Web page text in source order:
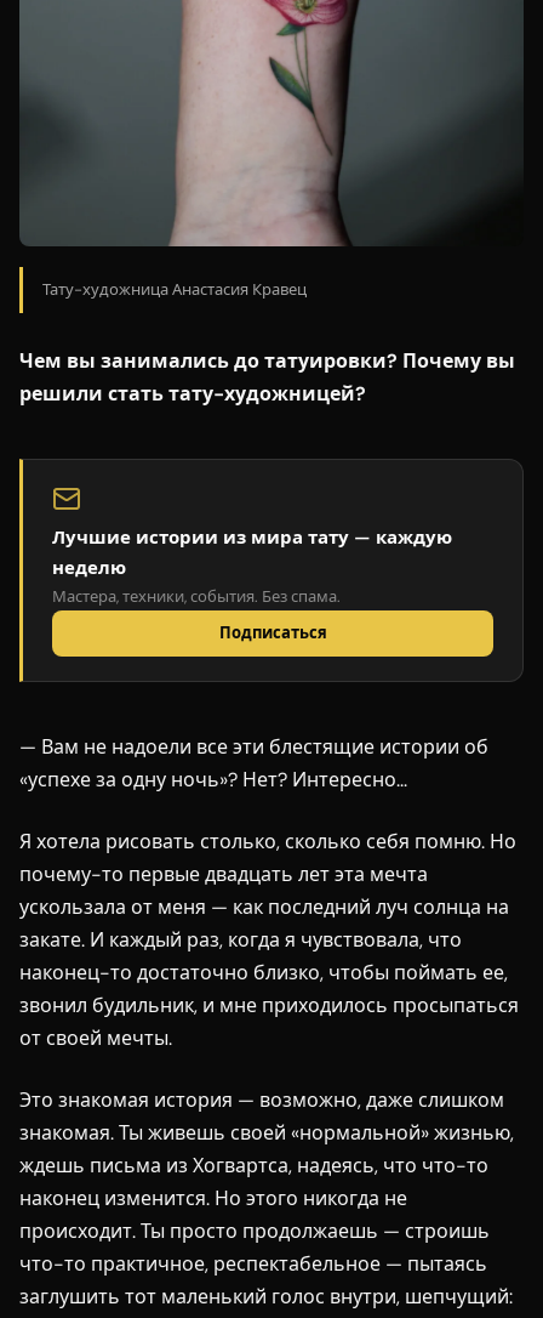
Тату-художница Анастасия Кравец
Чем вы занимались до татуировки? Почему вы
решили стать тату-художницей?
Лучшие истории из мира тату — каждую
неделю
Мастера, техники, события. Без спама.
Подписаться
— Вам не надоели все эти блестящие истории об
«успехе за одну ночь»? Нет? Интересно...
Я хотела рисовать столько, сколько себя помню. Но
почему-то первые двадцать лет эта мечта
ускользала от меня — как последний луч солнца на
закате. И каждый раз, когда я чувствовала, что
наконец-то достаточно близко, чтобы поймать ее,
звонил будильник, и мне приходилось просыпаться
от своей мечты.
Это знакомая история — возможно, даже слишком
знакомая. Ты живешь своей «нормальной» жизнью,
ждешь письма из Хогвартса, надеясь, что что-то
наконец изменится. Но этого никогда не
происходит. Ты просто продолжаешь — строишь
что-то практичное, респектабельное — пытаясь
заглушить тот маленький голос внутри, шепчущий: